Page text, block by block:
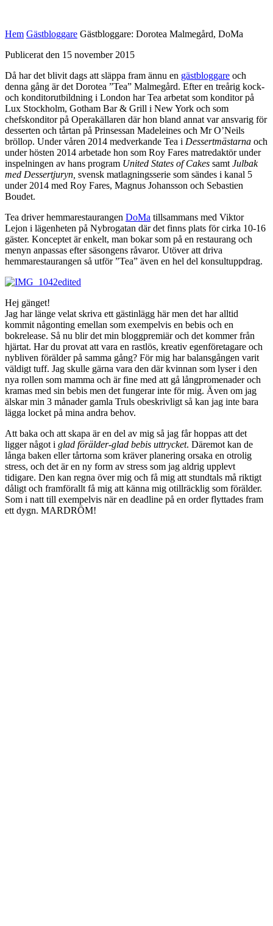
Hem Gästbloggare Gästbloggare: Dorotea Malmegård, DoMa
Publicerat den 15 november 2015
Då har det blivit dags att släppa fram ännu en gästbloggare och
denna gång är det Dorotea ”Tea” Malmegård. Efter en treårig kock-
och konditorutbildning i London har Tea arbetat som konditor på
Lux Stockholm, Gotham Bar & Grill i New York och som
chefskonditor på Operakällaren där hon bland annat var ansvarig för
desserten och tårtan på Prinsessan Madeleines och Mr O’Neils
bröllop. Under våren 2014 medverkande Tea i Dessertmästarna och
under hösten 2014 arbetade hon som Roy Fares matredaktör under
inspelningen av hans program United States of Cakes samt Julbak
med Dessertjuryn, svensk matlagningsserie som sändes i kanal 5
under 2014 med Roy Fares, Magnus Johansson och Sebastien
Boudet.
Tea driver hemmarestaurangen DoMa tillsammans med Viktor
Lejon i lägenheten på Nybrogatan där det finns plats för cirka 10-16
gäster. Konceptet är enkelt, man bokar som på en restaurang och
menyn anpassas efter säsongens råvaror. Utöver att driva
hemmarestaurangen så utför ”Tea” även en hel del konsultuppdrag.
Hej gänget!
Jag har länge velat skriva ett gästinlägg här men det har alltid
kommit någonting emellan som exempelvis en bebis och en
bokrelease. Så nu blir det min bloggpremiär och det kommer från
hjärtat. Har du provat att vara en rastlös, kreativ egenföretagare och
nybliven förälder på samma gång? För mig har balansgången varit
väldigt tuff. Jag skulle gärna vara den där kvinnan som lyser i den
nya rollen som mamma och är fine med att gå långpromenader och
kramas med sin bebis men det fungerar inte för mig. Även om jag
älskar min 3 månader gamla Truls obeskrivligt så kan jag inte bara
lägga locket på mina andra behov.
Att baka och att skapa är en del av mig så jag får hoppas att det
ligger något i glad förälder-glad bebis uttrycket. Däremot kan de
långa baken eller tårtorna som kräver planering orsaka en otrolig
stress, och det är en ny form av stress som jag aldrig upplevt
tidigare. Den kan regna över mig och få mig att stundtals må riktigt
dåligt och framförallt få mig att känna mig otillräcklig som förälder.
Som i natt till exempelvis när en deadline på en order flyttades fram
ett dygn. MARDRÖM!